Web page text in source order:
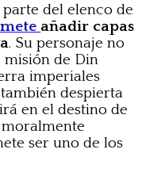
del elenco de
añadir capas
. Su personaje no
misión de Din
imperiales
despierta
en el destino de
moralmente
ser uno de los